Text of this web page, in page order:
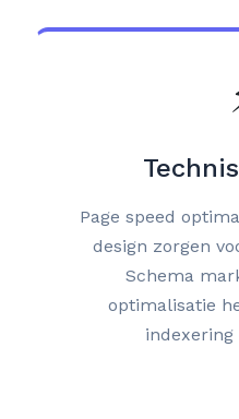
Page speed
design zorgen
Schema
optimalisatie
indexering